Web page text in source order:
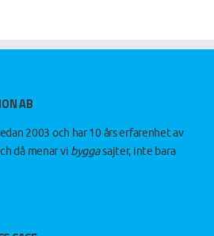
AB
2003 och har 10 års erfarenhet av
då menar vi byggasajter, inte bara